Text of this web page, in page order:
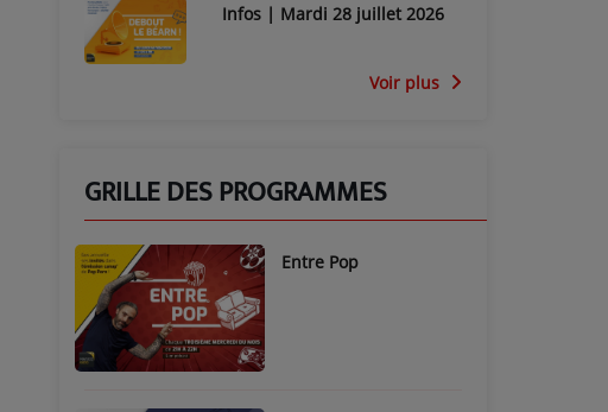
Infos | Mardi 28 juillet 2026
Voir plus
GRILLE DES PROGRAMMES
Entre Pop